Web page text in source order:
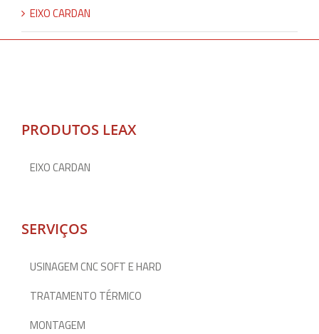
EIXO CARDAN
PRODUTOS LEAX
EIXO CARDAN
SERVIÇOS
USINAGEM CNC SOFT E HARD
TRATAMENTO TÉRMICO
MONTAGEM